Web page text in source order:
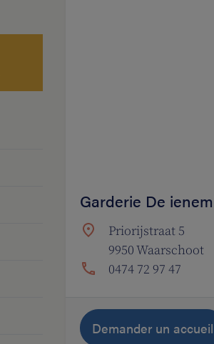
Garderie De
Priorijstraat 5
9950 Waarschoot
0474 72 97 47
Demander un accueil